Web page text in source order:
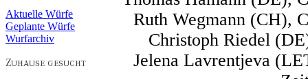
Aktuelle Würfe
Geplante Würfe
Wurfarchiv
Ruth Wegmann (CH),
Christoph Riedel
Jelena Lavrentjeva